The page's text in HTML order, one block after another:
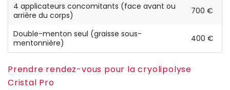
4 applicateurs concomitants (face avant ou
arrière du corps)
700 €
Double-menton seul (graisse sous-
mentonnière)
400 €
Prendre rendez-vous pour la cryolipolyse
Cristal Pro